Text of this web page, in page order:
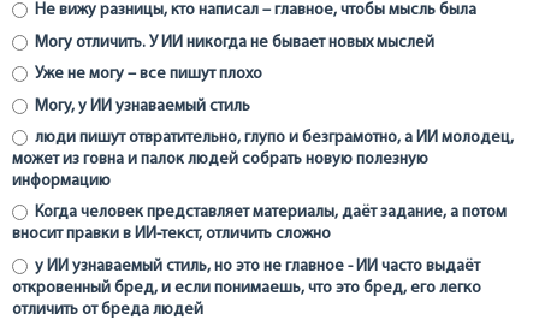
Не вижу разницы, кто написал – главное, чтобы мысль была
Могу отличить. У ИИ никогда не бывает новых мыслей
Уже не могу – все пишут плохо
Могу, у ИИ узнаваемый стиль
люди пишут отвратительно, глупо и безграмотно, а ИИ молодец,
может из говна и палок людей собрать новую полезную
информацию
Когда человек представляет материалы, даёт задание, а потом
вносит правки в ИИ-текст, отличить сложно
у ИИ узнаваемый стиль, но это не главное - ИИ часто выдаёт
откровенный бред, и если понимаешь, что это бред, его легко
отличить от бреда людей